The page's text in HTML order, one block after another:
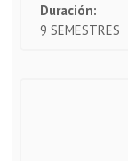
Duración:
9 SEMESTRES